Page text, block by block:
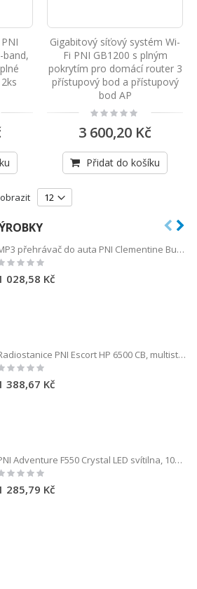
band,
Gigabitový síťový systém Wi-
Fi PNI GB1200 s plným
pokrytím pro domácí router 3
přístupový bod a přístupový
bod AP
Rating:
0%
3 600,20 Kč
Přidat do košíku
MP3 přehrávač do auta PNI Clementine Bus Truck 8524BT RDS 4x45w 12V / 24V 1 DIN s SD, USB, AUX, RCA a Bluetooth
028,58 Kč
Radiostanice PNI Escort HP 6500 CB, multistandard, 4W, AM-FM, 12V, ASQ, RF Gain, zástrčka do zapalovače součástí balení AM/FM přepínač pouze v pásmu EU
388,67 Kč
PNI Adventure F550 Crystal LED svítilna, 10W, hliník, 2500lm, až 700m, IPX6, baterie 4000mAh v ceně, nabíjení USB typu C
285,79 Kč